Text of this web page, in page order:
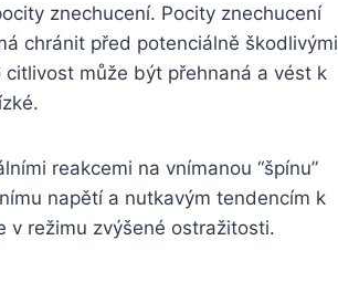
znechucení. Pocity znechucení
chránit před potenciálně škodlivými
může být přehnaná a vést k
reakcemi na vnímanou “špínu”
napětí a nutkavým tendencím k
v režimu zvýšené ostražitosti.